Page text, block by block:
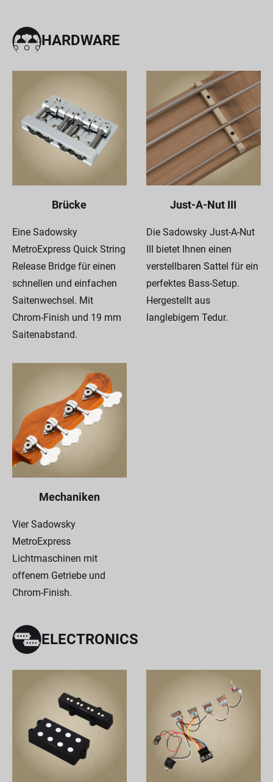
HARDWARE
Brücke
Eine Sadowsky
MetroExpress Quick String
Release Bridge für einen
schnellen und einfachen
Saitenwechsel. Mit
Chrom-Finish und 19 mm
Saitenabstand.
Just-A-Nut III
Die Sadowsky Just-A-Nut
III bietet Ihnen einen
verstellbaren Sattel für ein
perfektes Bass-Setup.
Hergestellt aus
langlebigem Tedur.
Mechaniken
Vier Sadowsky
MetroExpress
Lichtmaschinen mit
offenem Getriebe und
Chrom-Finish.
ELECTRONICS